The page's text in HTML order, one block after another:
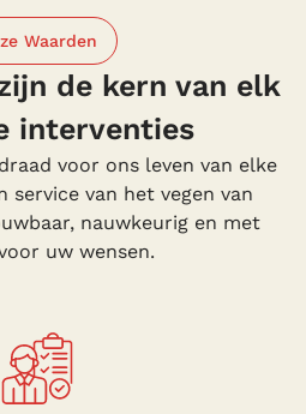
Waarden
de kern van elk
interventies
voor ons leven van elke
service van het vegen van
nauwkeurig en met
uw wensen.